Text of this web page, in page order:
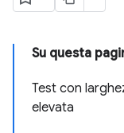
Su questa
Test con
elevata